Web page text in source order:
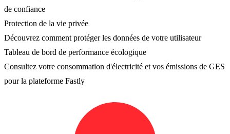
de confiance
Protection de la vie privée
Découvrez comment protéger les données de votre utilisateur
Tableau de bord de performance écologique
Consultez votre consommation d'électricité et vos émissions de GES
pour la plateforme Fastly